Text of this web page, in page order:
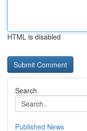
HTML is disabled
Search
Published News